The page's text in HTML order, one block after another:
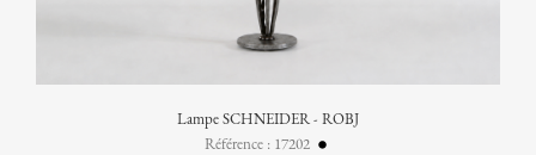
Lampe SCHNEIDER - ROBJ
Référence : 17202